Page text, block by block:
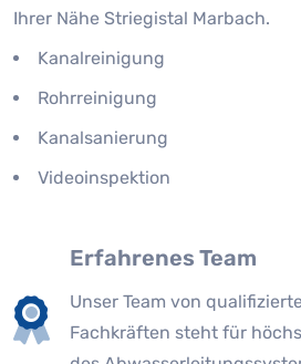
Ihrer Nähe Striegistal Marbach.
Kanalreinigung
Rohrreinigung
Kanalsanierung
Videoinspektion
Erfahrenes Team
Unser Team von
Fachkräften steht für